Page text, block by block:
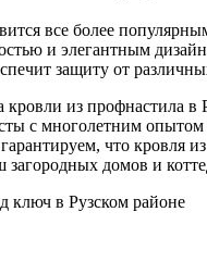
все более
и элегантным
защиту от
из профнастила
с многолетним
что кровля
загородных домов и